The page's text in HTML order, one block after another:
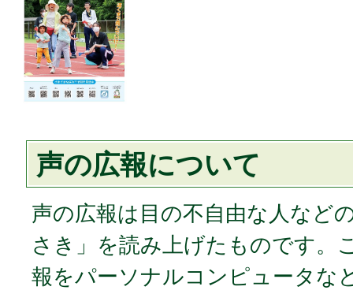
声の広報について
声の広報は目の不自由な人など
さき」を読み上げたものです。
報をパーソナルコンピュータな